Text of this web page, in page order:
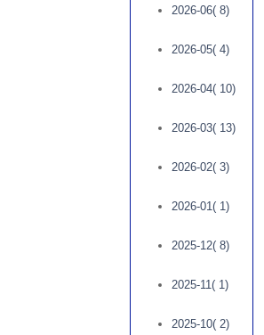
2026-06( 8)
2026-05( 4)
2026-04( 10)
2026-03( 13)
2026-02( 3)
2026-01( 1)
2025-12( 8)
2025-11( 1)
2025-10( 2)